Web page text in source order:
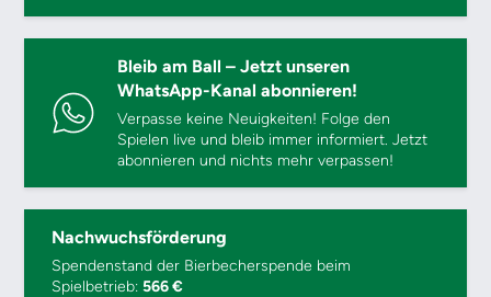
Bleib am Ball – Jetzt unseren
WhatsApp-Kanal abonnieren!
Verpasse keine Neuigkeiten! Folge den
Spielen live und bleib immer informiert. Jetzt
abonnieren und nichts mehr verpassen!
Nachwuchsförderung
Spendenstand der Bierbecherspende beim
Spielbetrieb:566 €